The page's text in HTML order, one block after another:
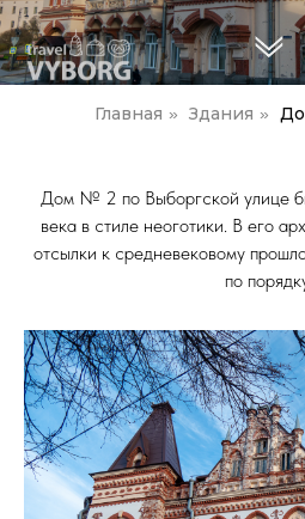
Главная » Здания »
Дом № 2 по Выборгской улице
века в стиле неоготики. В его
отсылки к средневековому
по